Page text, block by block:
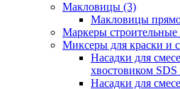
Макловицы (3)
Макловицы
Маркеры строительные
Миксеры для краски и
Насадки для
хвостовиком SDS
Насадки для